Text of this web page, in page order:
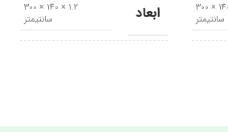
1.2 × 140 × 300
سانتیمتر
ابعاد
1.2 × 140 × 300
سانتیمتر